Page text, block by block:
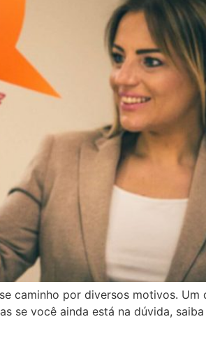
caminho por diversos motivos. Um
se você ainda está na dúvida,